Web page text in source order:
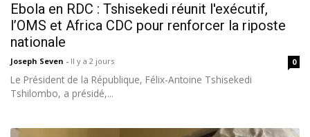
Ebola en RDC : Tshisekedi réunit l'exécutif,
l’OMS et Africa CDC pour renforcer la riposte
nationale
Joseph Seven - Il y a 2 jours 0
Le Président de la République, Félix-Antoine Tshisekedi
Tshilombo, a présidé,...